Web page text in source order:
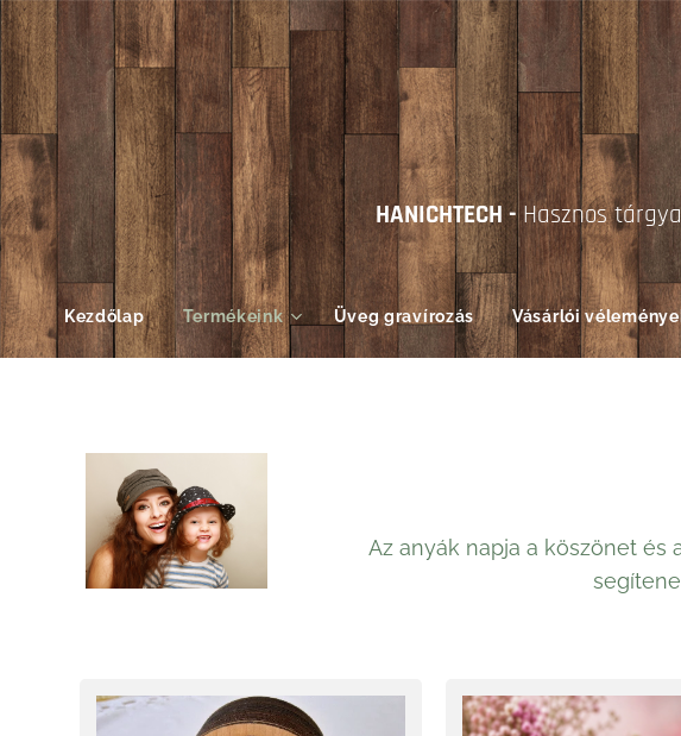
HANICHTECH -Hasznos
Kezdőlap Termékeink Üveg gravírozás Vásárlói
Az anyák napja a köszönet és